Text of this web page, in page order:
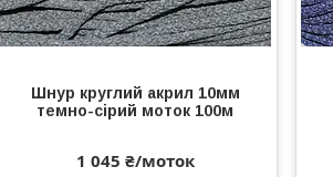
Шнур круглий акрил 10мм
темно-сірий моток 100м
1 045 ₴/моток